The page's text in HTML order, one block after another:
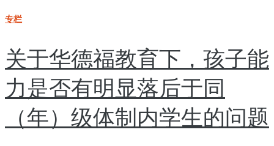
专栏
关于华德福教育下，孩子能
力是否有明显落后于同
（年）级体制内学生的问题